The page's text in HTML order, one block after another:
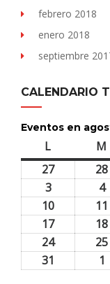
febrero 2018
enero 2018
septiembre
CALENDARIO
Eventos en
L M
2727
28
33
agosto,
2026
44
10
agosto,
2026
11
1717
agosto,
18
2424
25
31 1